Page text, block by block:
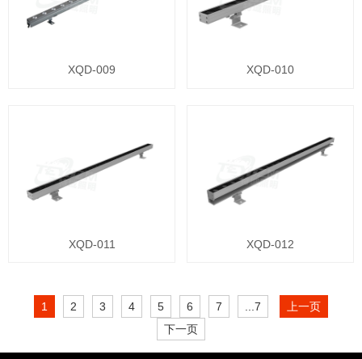
XQD-009 XQD-010
XQD-011 XQD-012
1 2 3 4 5 6 7 ...7
上一页
下一页